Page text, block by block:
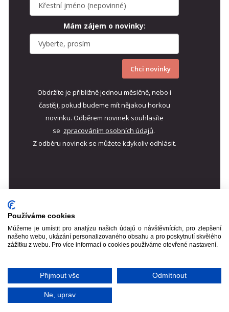
Mám zájem o novinky:
Chci novinky
Obdržíte je přibližně jednou měsíčně, nebo i
častěji, pokud budeme mít nějakou horkou
novinku. Odběrem novinek souhlasíte
se zpracováním osobních údajů.
Z odběru novinek se můžete kdykoliv odhlásit.
Informace o cookies
Používáme cookies
Můžeme je umístit pro analýzu našich údajů o návštěvnících, pro zlepšení
našeho webu, ukázání personalizovaného obsahu a pro poskytnutí skvělého
zážitku z webu. Pro více informací o cookies používáme otevřené nastavení.
Přijmout vše Odmítnout
Ne, uprav